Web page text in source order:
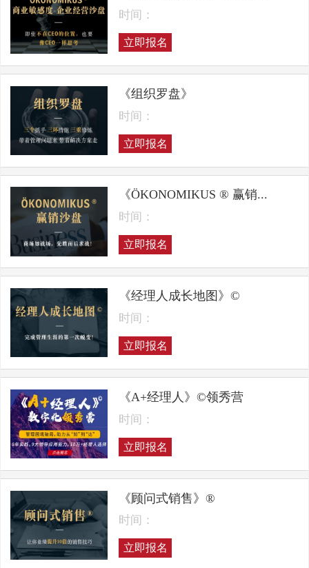
时间：
立即报名
《组织罗盘》
时间：
立即报名
《ÖKONOMIKUS ® 赢销...
时间：
立即报名
《经理人成长地图》©
时间：
立即报名
《A+经理人》©领秀营
时间：
立即报名
《顾问式销售》®
时间：
立即报名